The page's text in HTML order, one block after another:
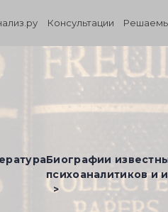
Консультации
Биографии
психоаналитиков и